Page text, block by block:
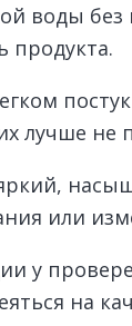
воды
продукта.
лучше не
или
у
на